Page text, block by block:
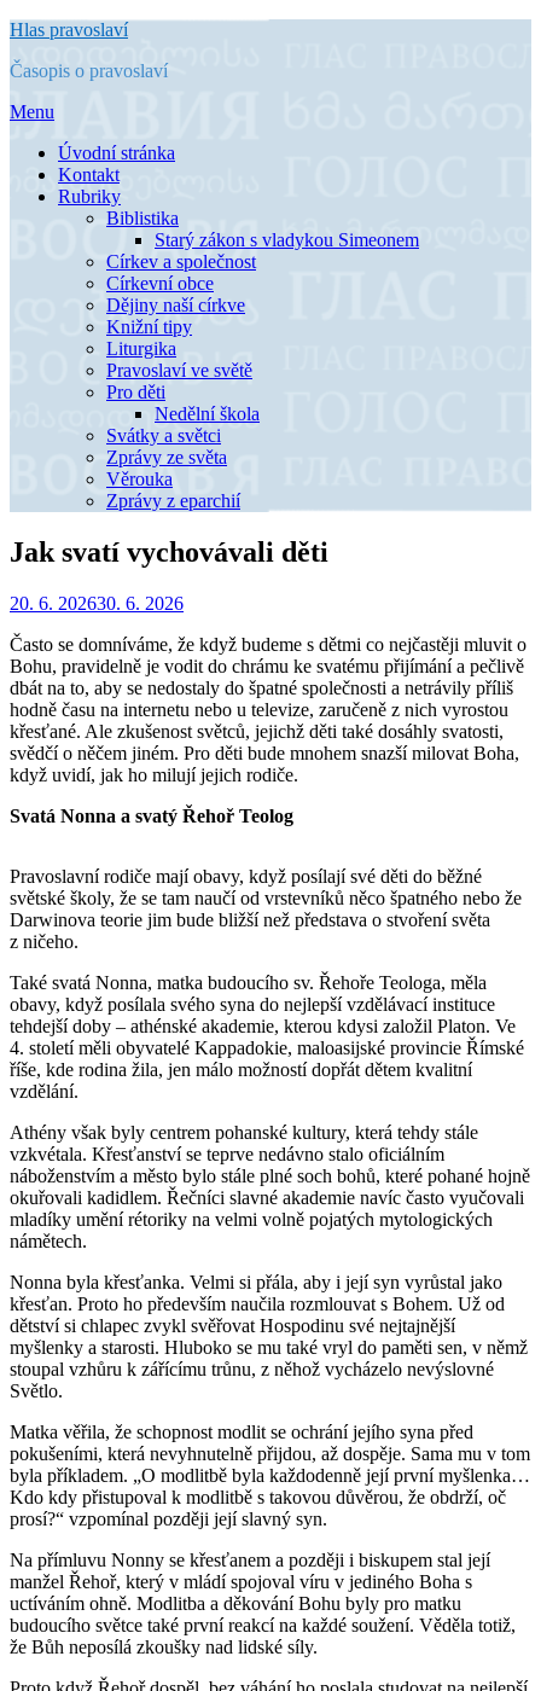
Přejít
obsahu
Hlas pravoslaví
Časopis o pravoslaví
Menu
Úvodní stránka
Kontakt
Rubriky
Biblistika
Starý zákon s vladykou Simeonem
Církev a společnost
Církevní obce
Dějiny naší církve
Knižní tipy
Liturgika
Pravoslaví ve světě
Pro děti
Nedělní škola
Svátky a světci
Zprávy ze světa
Věrouka
Zprávy z eparchií
Jak svatí vychovávali děti
Autor Redakce
Zveřejněno
20. 6. 202630. 6. 2026
Často se domníváme, že když budeme s dětmi co nejčastěji mluvit o
Bohu, pravidelně je vodit do chrámu ke svatému přijímání a pečlivě
dbát na to, aby se nedostaly do špatné společnosti a netrávily příliš
hodně času na internetu nebo u televize, zaručeně z nich vyrostou
křesťané. Ale zkušenost světců, jejichž děti také dosáhly svatosti,
svědčí o něčem jiném. Pro děti bude mnohem snazší milovat Boha,
když uvidí, jak ho milují jejich rodiče.
Svatá Nonna a svatý Řehoř Teolog
Pravoslavní rodiče mají obavy, když posílají své děti do běžné
světské školy, že se tam naučí od vrstevníků něco špatného nebo že
Darwinova teorie jim bude bližší než představa o stvoření světa
z ničeho.
Také svatá Nonna, matka budoucího sv. Řehoře Teologa, měla
obavy, když posílala svého syna do nejlepší vzdělávací instituce
tehdejší doby – athénské akademie, kterou kdysi založil Platon. Ve
4. století měli obyvatelé Kappadokie, maloasijské provincie Římské
říše, kde rodina žila, jen málo možností dopřát dětem kvalitní
vzdělání.
Athény však byly centrem pohanské kultury, která tehdy stále
vzkvétala. Křesťanství se teprve nedávno stalo oficiálním
náboženstvím a město bylo stále plné soch bohů, které pohané hojně
okuřovali kadidlem. Řečníci slavné akademie navíc často vyučovali
mladíky umění rétoriky na velmi volně pojatých mytologických
námětech.
Nonna byla křesťanka. Velmi si přála, aby i její syn vyrůstal jako
křesťan. Proto ho především naučila rozmlouvat s Bohem. Už od
dětství si chlapec zvykl svěřovat Hospodinu své nejtajnější
myšlenky a starosti. Hluboko se mu také vryl do paměti sen, v němž
stoupal vzhůru k zářícímu trůnu, z něhož vycházelo nevýslovné
Světlo.
Matka věřila, že schopnost modlit se ochrání jejího syna před
pokušeními, která nevyhnutelně přijdou, až dospěje. Sama mu v tom
byla příkladem. „O modlitbě byla každodenně její první myšlenka…
Kdo kdy přistupoval k modlitbě s takovou důvěrou, že obdrží, oč
prosí?“ vzpomínal později její slavný syn.
Na přímluvu Nonny se křesťanem a později i biskupem stal její
manžel Řehoř, který v mládí spojoval víru v jediného Boha s
uctíváním ohně. Modlitba a děkování Bohu byly pro matku
budoucího světce také první reakcí na každé soužení. Věděla totiž,
že Bůh neposílá zkoušky nad lidské síly.